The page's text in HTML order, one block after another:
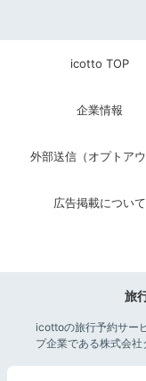
贅沢なホテルは、
RISTORANTE
住所
神奈川県横浜市西区みなと
カハラ・ホテル＆リゾート
ート倶楽部ホテル＆スパリ
icotto TOP
企業情報
外部送信（オプトアウ
広告掲載について
旅
icottoの旅行予約サー
プ企業である株式会社